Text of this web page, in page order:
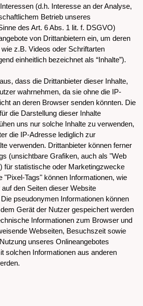
(d.h. Interesse an der Analyse,
Betrieb unseres
des Art. 6 Abs. 1 lit. f. DSGVO)
von Drittanbietern ein, um deren
z.B. Videos oder Schriftarten
einheitlich bezeichnet als “Inhalte”).
dass die Drittanbieter dieser Inhalte,
wahrnehmen, da sie ohne die IP-
an deren Browser senden könnten. Die
die Darstellung dieser Inhalte
uns nur solche Inhalte zu verwenden,
die IP-Adresse lediglich zur
verwenden. Drittanbieter können ferner
(unsichtbare Grafiken, auch als "Web
für statistische oder Marketingzwecke
"Pixel-Tags" können Informationen, wie
den Seiten dieser Website
pseudonymen Informationen können
Gerät der Nutzer gespeichert werden
Informationen zum Browser und
Webseiten, Besuchszeit sowie
unseres Onlineangebotes
solchen Informationen aus anderen